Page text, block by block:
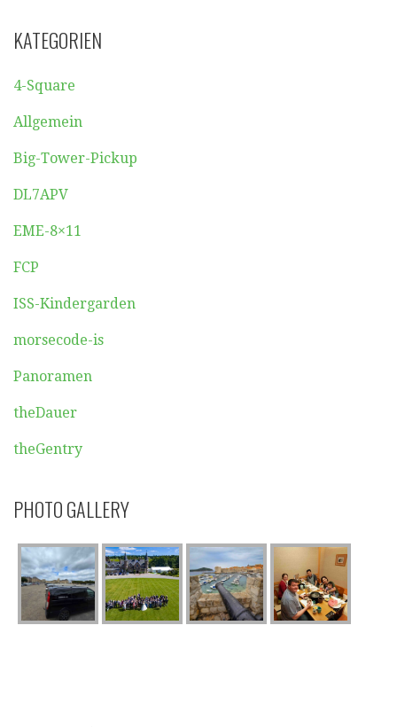
KATEGORIEN
4-Square
Allgemein
Big-Tower-Pickup
DL7APV
EME-8×11
FCP
ISS-Kindergarden
morsecode-is
Panoramen
theDauer
theGentry
PHOTO GALLERY